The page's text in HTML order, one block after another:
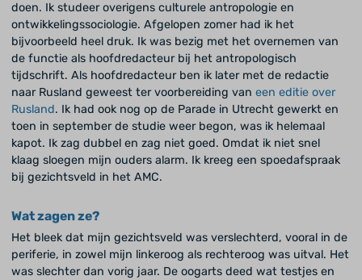
doen. Ik studeer overigens culturele antropologie en
ontwikkelingssociologie. Afgelopen zomer had ik het
bijvoorbeeld heel druk. Ik was bezig met het overnemen van
de functie als hoofdredacteur bij het antropologisch
tijdschrift. Als hoofdredacteur ben ik later met de redactie
naar Rusland geweest ter voorbereiding vaneen editie over
Rusland. Ik had ook nog op de Parade in Utrecht gewerkt en
toen in september de studie weer begon, was ik helemaal
kapot. Ik zag dubbel en zag niet goed. Omdat ik niet snel
klaag sloegen mijn ouders alarm. Ik kreeg een spoedafspraak
bij gezichtsveld in het AMC.
Wat zagen ze?
Het bleek dat mijn gezichtsveld was verslechterd, vooral in de
periferie, in zowel mijn linkeroog als rechteroog was uitval. Het
was slechter dan vorig jaar. De oogarts deed wat testjes en